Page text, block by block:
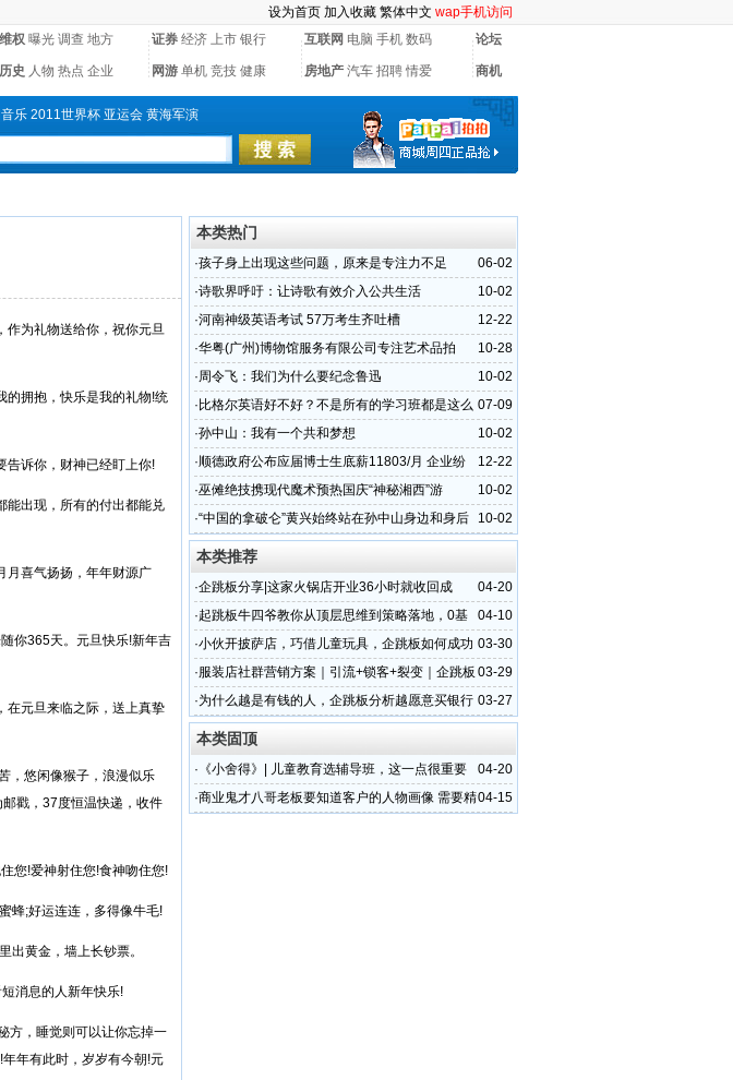
设为首页 加入收藏 繁体中文 wap手机访问
维权 曝光 调查 地方 证券 经济 上市 银行 互联网 电脑 手机 数码 论坛
历史 人物 热点 企业 网游 单机 竞技 健康 房地产 汽车 招聘 情爱 商机
乐 2011世界杯 亚运会 黄海军演
为礼物送给你，祝你元旦
拥抱，快乐是我的礼物!统
告诉你，财神已经盯上你!
出现，所有的付出都能兑
喜气扬扬，年年财源广
你365天。元旦快乐!新年吉
元旦来临之际，送上真挚
，悠闲像猴子，浪漫似乐
戳，37度恒温快递，收件
您!爱神射住您!食神吻住您!
蜂;好运连连，多得像牛毛!
黄金，墙上长钞票。
消息的人新年快乐!
，睡觉则可以让你忘掉一
年有此时，岁岁有今朝!元
本类热门
06-02
·孩子身上出现这些问题，原来是专注力不足
10-02
·诗歌界呼吁：让诗歌有效介入公共生活
12-22
·河南神级英语考试 57万考生齐吐槽
10-28
·华粤(广州)博物馆服务有限公司专注艺术品拍
卖、展览、鉴定、收藏
10-02
·周令飞：我们为什么要纪念鲁迅
07-09
· 比格尔英语好不好？不是所有的学习班都是这么
负责的！
10-02
·孙中山：我有一个共和梦想
12-22
·顺德政府公布应届博士生底薪11803/月 企业纷
纷吐槽
10-02
·巫傩绝技携现代魔术预热国庆“神秘湘西”游
10-02
·“中国的拿破仑”黄兴始终站在孙中山身边和身后
本类推荐
04-20
·企跳板分享|这家火锅店开业36小时就收回成
本，这套模式太绝了
04-10
·起跳板牛四爷教你从顶层思维到策略落地，0基
础引爆客流！
03-30
·小伙开披萨店，巧借儿童玩具，企跳板如何成功
锁定客户长期消费
03-29
·服装店社群营销方案｜引流+锁客+裂变｜企跳板
简单易懂可复制
03-27
·为什么越是有钱的人，企跳板分析越愿意买银行
理财原因
本类固顶
04-20
· 《小舍得》| 儿童教育选辅导班，这一点很重要
04-15
·商业鬼才八哥老板要知道客户的人物画像 需要精